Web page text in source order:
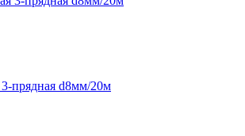
3-прядная d8мм/20м